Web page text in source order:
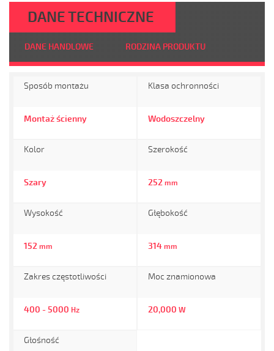
DANE TECHNICZNE
DANE HANDLOWE RODZINA PRODUKTU
Sposób montażu
Montaż ścienny
Klasa ochronności
Wodoszczelny
Kolor
Szary
Szerokość
252 mm
Wysokość
152 mm
Głębokość
314 mm
Zakres częstotliwości
400 - 5000 Hz
Moc znamionowa
20,000 W
Głośność